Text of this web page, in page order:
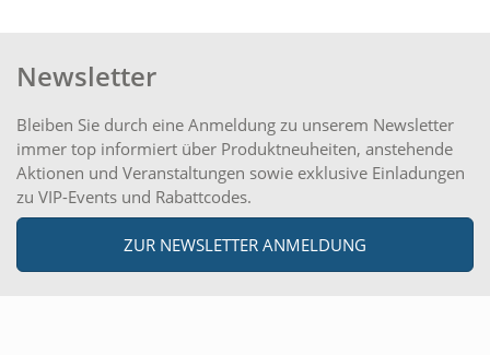
Newsletter
Bleiben Sie durch eine Anmeldung zu unserem Newsletter
immer top informiert über Produktneuheiten, anstehende
Aktionen und Veranstaltungen sowie exklusive Einladungen
zu VIP-Events und Rabattcodes.
ZUR NEWSLETTER ANMELDUNG